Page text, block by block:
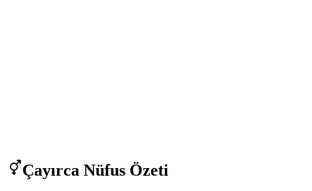
Çayırca Nüfus Özeti